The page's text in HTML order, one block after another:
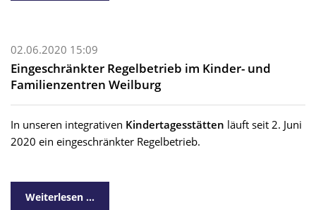
02.06.2020 15:09
Eingeschränkter Regelbetrieb im Kinder- und
Familienzentren Weilburg
In unseren integrativen Kindertagesstätten läuft seit 2. Juni
2020 ein eingeschränkter Regelbetrieb.
Weiterlesen …